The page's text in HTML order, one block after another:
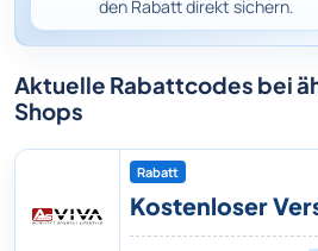
den Rabatt direkt sichern.
Aktuelle Rabattcodes bei
Shops
Rabatt
Kostenloser